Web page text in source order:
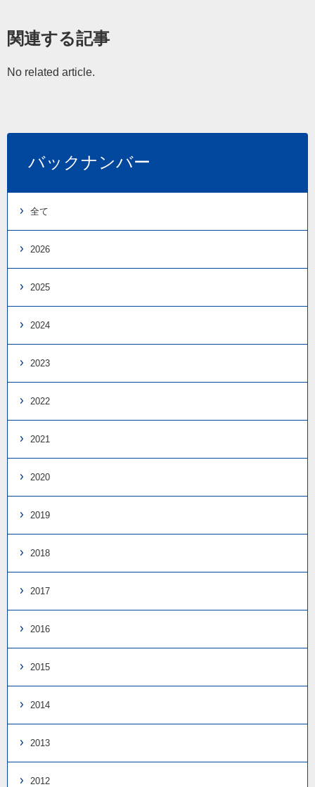
関連する記事
No related article.
バックナンバー
全て
2026
2025
2024
2023
2022
2021
2020
2019
2018
2017
2016
2015
2014
2013
2012